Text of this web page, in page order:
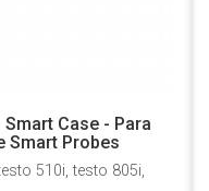
Case - Para
Smart Probes
510i, testo 805i,